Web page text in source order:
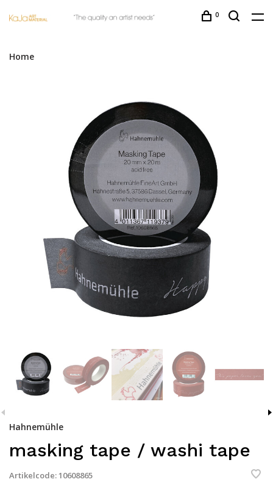
0
Home
Hahnemühle
masking tape / washi tape
Artikelcode:10608865